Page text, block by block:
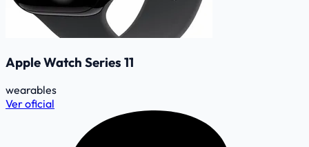
Apple Watch Series 11
wearables
Ver oficial